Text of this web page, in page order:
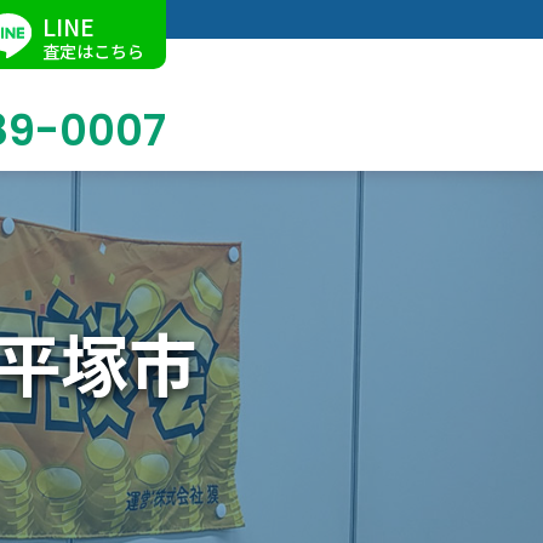
ログ
Facebook
軸買取
磁器・陶器買取
術品・古美術品買取
舗での買取
事買取
古屋店
人情報
LINE
査定はこちら
0007
塚市